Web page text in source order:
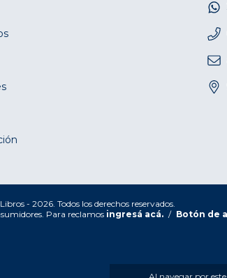
- 2026. Todos los derechos reservados.
Para reclamos ingresá acá. / Botón de